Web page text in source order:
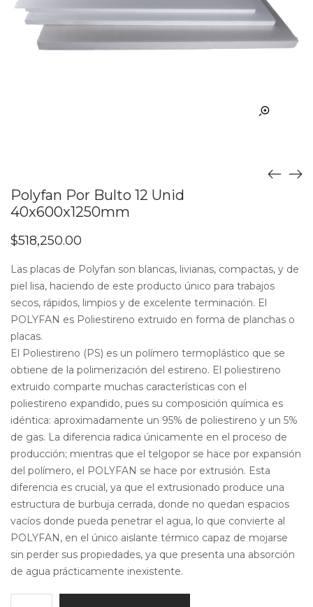
Polyfan Por Bulto 12 Unid
40x600x1250mm
$518,250.00
Las placas de Polyfan son blancas, livianas, compactas, y de
piel lisa, haciendo de este producto único para trabajos
secos, rápidos, limpios y de excelente terminación. El
POLYFAN es Poliestireno extruido en forma de planchas o
placas.
El Poliestireno (PS) es un polímero termoplástico que se
obtiene de la polimerización del estireno. El poliestireno
extruido comparte muchas características con el
poliestireno expandido, pues su composición química es
idéntica: aproximadamente un 95% de poliestireno y un 5%
de gas. La diferencia radica únicamente en el proceso de
producción; mientras que el telgopor se hace por expansión
del polímero, el POLYFAN se hace por extrusión. Esta
diferencia es crucial, ya que el extrusionado produce una
estructura de burbuja cerrada, donde no quedan espacios
vacíos donde pueda penetrar el agua, lo que convierte al
POLYFAN, en el único aislante térmico capaz de mojarse
sin perder sus propiedades, ya que presenta una absorción
de agua prácticamente inexistente.